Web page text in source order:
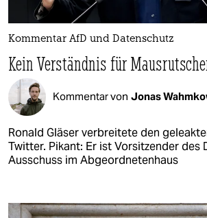
Kommentar AfD und Datenschutz
Kein Verständnis für
Kommentar von Jonas
Ronald Gläser verbreitete den
Twitter. Pikant: Er ist Vorsitzender des
Ausschuss im Abgeordnetenhaus